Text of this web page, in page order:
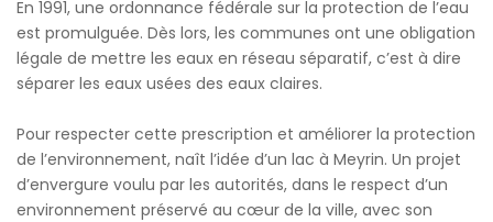
En 1991, une ordonnance fédérale sur la protection de l’eau
est promulguée. Dès lors, les communes ont une obligation
légale de mettre les eaux en réseau séparatif, c’est à dire
séparer les eaux usées des eaux claires.
Pour respecter cette prescription et améliorer la protection
de l’environnement, naît l’idée d’un lac à Meyrin. Un projet
d’envergure voulu par les autorités, dans le respect d’un
environnement préservé au cœur de la ville, avec son